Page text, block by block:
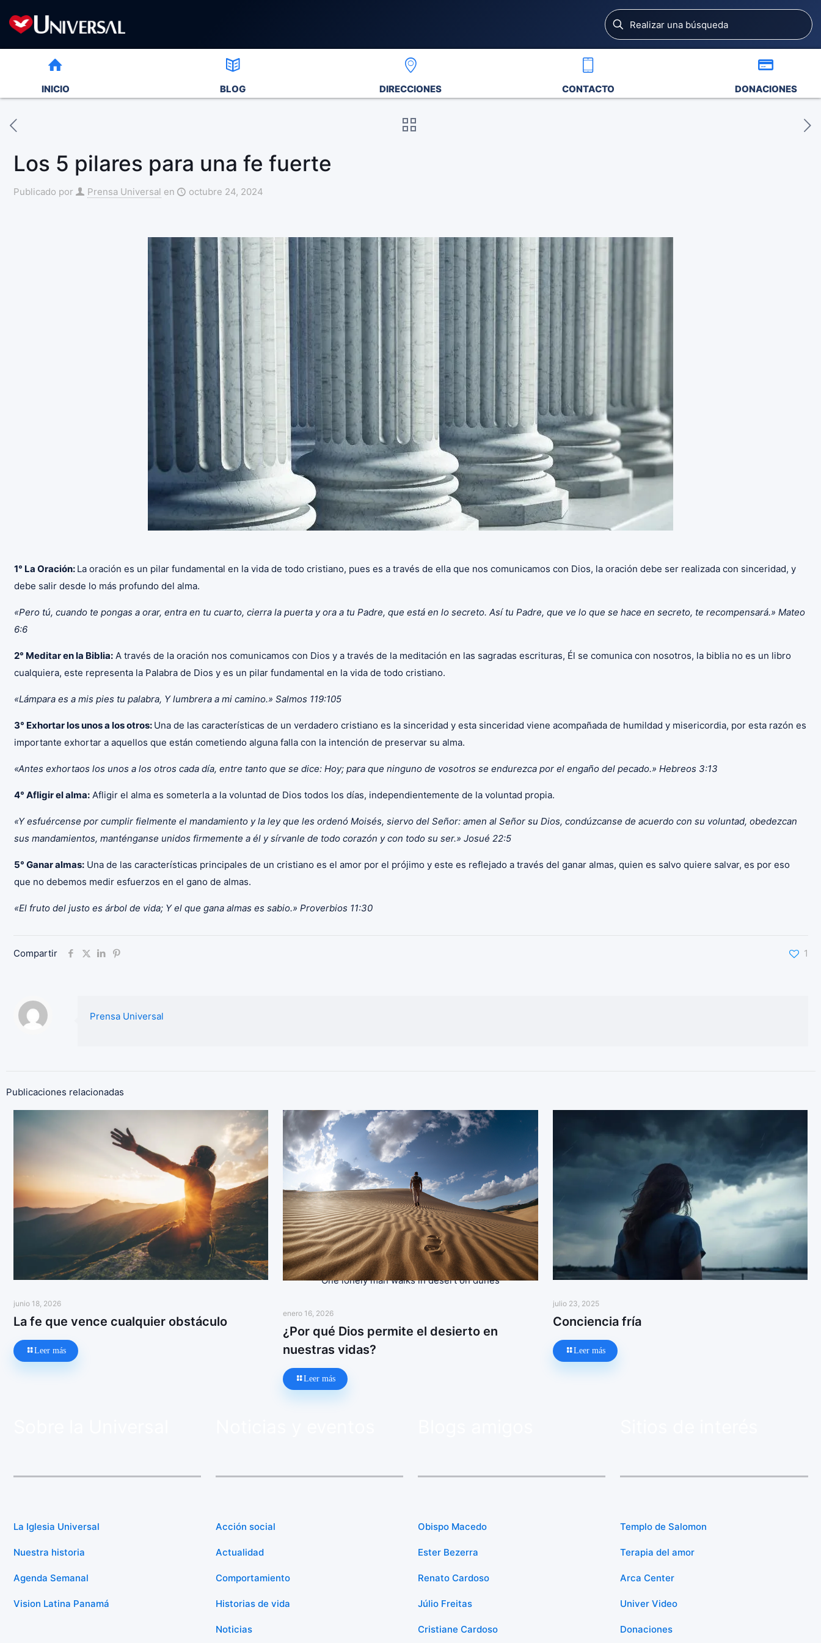
INICIO BLOG DIRECCIONES CONTACTO DONACIONES
Los 5 pilares para una fe fuerte
Publicado por Prensa Universal en octubre 24, 2024
1° La Oración: La oración es un pilar fundamental en la vida de todo cristiano, pues es a través de ella que nos comunicamos con Dios, la oración debe ser realizada con sinceridad, y
debe salir desde lo más profundo del alma.
«Pero tú, cuando te pongas a orar, entra en tu cuarto, cierra la puerta y ora a tu Padre, que está en lo secreto. Así tu Padre, que ve lo que se hace en secreto, te recompensará.» Mateo
6:6
2° Meditar en la Biblia:A través de la oración nos comunicamos con Dios y a través de la meditación en las sagradas escrituras, Él se comunica con nosotros, la biblia no es un libro
cualquiera, este representa la Palabra de Dios y es un pilar fundamental en la vida de todo cristiano.
«Lámpara es a mis pies tu palabra, Y lumbrera a mi camino.» Salmos 119:105
3° Exhortar los unos a los otros: Una de las características de un verdadero cristiano es la sinceridad y esta sinceridad viene acompañada de humildad y misericordia, por esta razón es
importante exhortar a aquellos que están cometiendo alguna falla con la intención de preservar su alma.
«Antes exhortaos los unos a los otros cada día, entre tanto que se dice: Hoy; para que ninguno de vosotros se endurezca por el engaño del pecado.» Hebreos 3:13
4° Afligir el alma:Afligir el alma es someterla a la voluntad de Dios todos los días, independientemente de la voluntad propia.
«Y esfuércense por cumplir fielmente el mandamiento y la ley que les ordenó Moisés, siervo del Señor: amen al Señor su Dios, condúzcanse de acuerdo con su voluntad, obedezcan
sus mandamientos, manténganse unidos firmemente a él y sírvanle de todo corazón y con todo su ser.» Josué 22:5
5° Ganar almas:Una de las características principales de un cristiano es el amor por el prójimo y este es reflejado a través del ganar almas, quien es salvo quiere salvar, es por eso
que no debemos medir esfuerzos en el gano de almas.
«El fruto del justo es árbol de vida; Y el que gana almas es sabio.» Proverbios 11:30
Compartir 1
Prensa Universal
Publicaciones relacionadas
junio 18, 2026
La fe que vence cualquier obstáculo
Leer más
One lonely man walks in desert on dunes
enero 16, 2026
¿Por qué Dios permite el desierto en
nuestras vidas?
Leer más
julio 23, 2025
Conciencia fría
Leer más
La Iglesia Universal
Nuestra historia
Agenda Semanal
Vision Latina Panamá
Acción social
Actualidad
Comportamiento
Historias de vida
Noticias
Obispo Macedo
Ester Bezerra
Renato Cardoso
Júlio Freitas
Cristiane Cardoso
Templo de Salomon
Terapia del amor
Arca Center
Univer Video
Donaciones